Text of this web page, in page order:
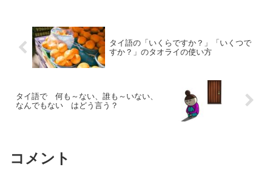
タイ語の「いくらですか？」「いくつで
すか？」のタオライの使い方
タイ語で 何も～ない、誰も～いない、
なんでもない はどう言う？
コメント